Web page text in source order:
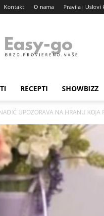
Kontakt O nama Pravila i Uslovi
portal
RECEPTI SHOWBIZZ
UPOZORAVA NA HRANU KOJA